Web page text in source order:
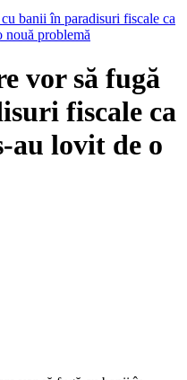
banii în paradisuri fiscale ca
nouă problemă
vor să fugă
fiscale ca
au lovit de o